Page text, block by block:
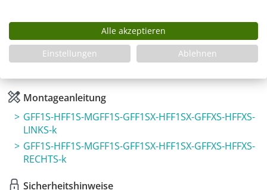
Infos
Fragen zum Artikel
Planungshilfe
Montageanleitung
GFF1S-HFF1S-MGFF1S-GFF1SX-HFF1SX-GFFXS-HFFXS-
LINKS-k
GFF1S-HFF1S-MGFF1S-GFF1SX-HFF1SX-GFFXS-HFFXS-
RECHTS-k
Sicherheitshinweise
Alle akzeptieren
Einstellungen
Ablehnen